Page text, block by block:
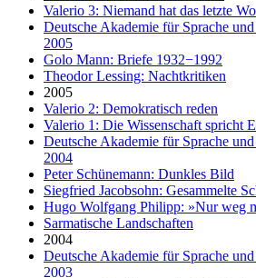
Valerio 3: Niemand hat das letzte
Deutsche Akademie für Sprache
2005
Golo Mann: Briefe 1932−1992
Theodor Lessing: Nachtkritiken
2005
Valerio 2: Demokratisch reden
Valerio 1: Die Wissenschaft spricht
Deutsche Akademie für Sprache
2004
Peter Schünemann: Dunkles Bild
Siegfried Jacobsohn: Gesammelte
Hugo Wolfgang Philipp: »Nur weg
Sarmatische Landschaften
2004
Deutsche Akademie für Sprache
2003